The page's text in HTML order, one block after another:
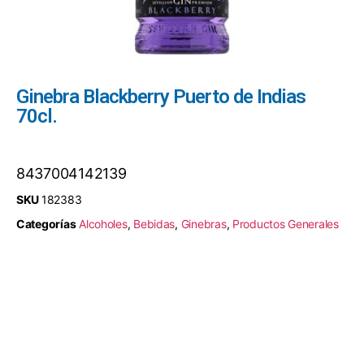
Ginebra Blackberry Puerto de Indias
70cl.
8437004142139
SKU182383
Categorías Alcoholes, Bebidas, Ginebras, Productos Generales